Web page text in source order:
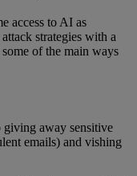
access to AI as
strategies with a
of the main ways
away sensitive
emails) and vishing